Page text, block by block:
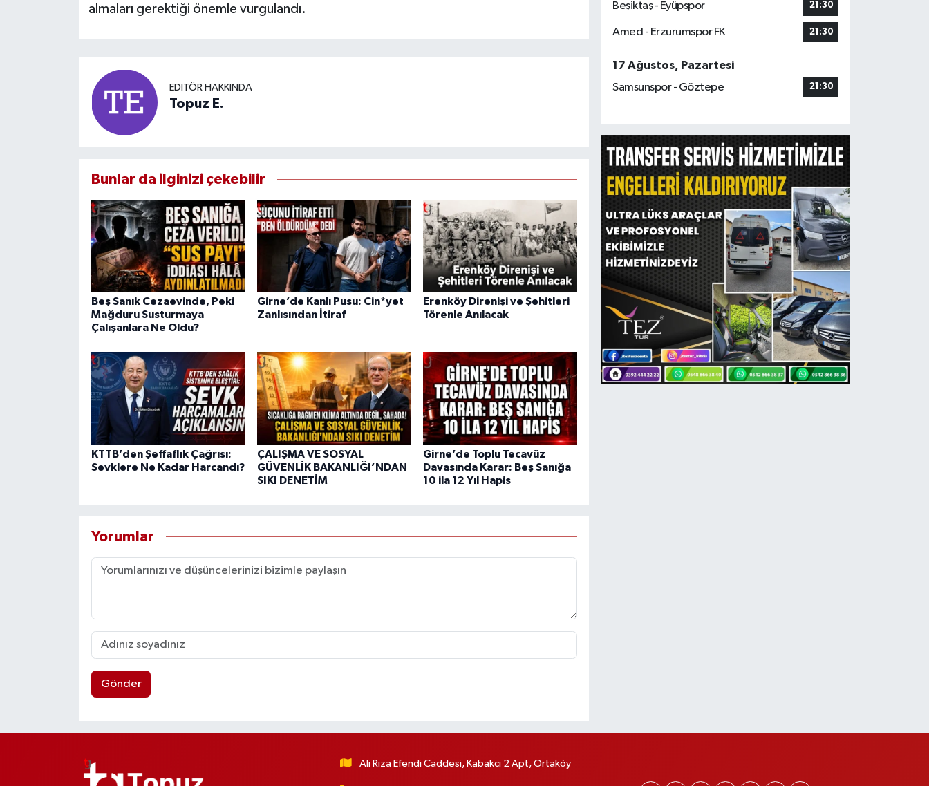
almaları gerektiği önemle vurgulandı.
EDITÖR HAKKINDA
Topuz E.
Bunlar da ilginizi çekebilir
Beş Sanık Cezaevinde, Peki
Mağduru Susturmaya
Çalışanlara Ne Oldu?
Girne’de Kanlı Pusu: Cin*yet
Zanlısından İtiraf
Erenköy Direnişi ve Şehitleri
Törenle Anılacak
KTTB’den Şeffaflık Çağrısı:
Sevklere Ne Kadar Harcandı?
ÇALIŞMA VE SOSYAL
GÜVENLİK BAKANLIĞI’NDAN
SIKI DENETİM
Girne’de Toplu Tecavüz
Davasında Karar: Beş Sanığa
10 ila 12 Yıl Hapis
Yorumlar
Gönder
Beşiktaş - Eyüpspor 21:30
Amed - Erzurumspor FK 21:30
17 Ağustos, Pazartesi
Samsunspor - Göztepe
21:30
Ali Riza Efendi Caddesi, Kabakci 2 Apt, Ortaköy